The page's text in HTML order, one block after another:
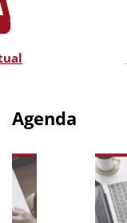
Agenda